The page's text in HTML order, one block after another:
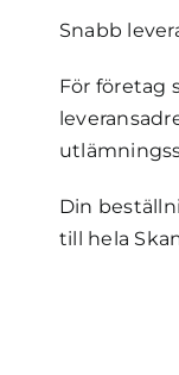
Snabb
För företag
Din
till hela